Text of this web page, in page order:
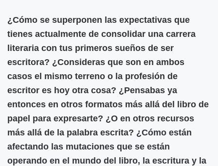
¿Cómo se superponen las expectativas que
tienes actualmente de consolidar una carrera
literaria con tus primeros sueños de ser
escritora? ¿Consideras que son en ambos
casos el mismo terreno o la profesión de
escritor es hoy otra cosa? ¿Pensabas ya
entonces en otros formatos más allá del libro de
papel para expresarte? ¿O en otros recursos
más allá de la palabra escrita? ¿Cómo están
afectando las mutaciones que se están
operando en el mundo del libro, la escritura y la